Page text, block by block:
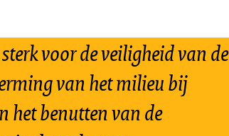
voor de veiligheid van de
van het milieu bij
het benutten van de